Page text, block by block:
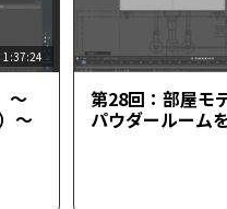
1:37:24
～
～
第28回：部屋モ
パウダールーム